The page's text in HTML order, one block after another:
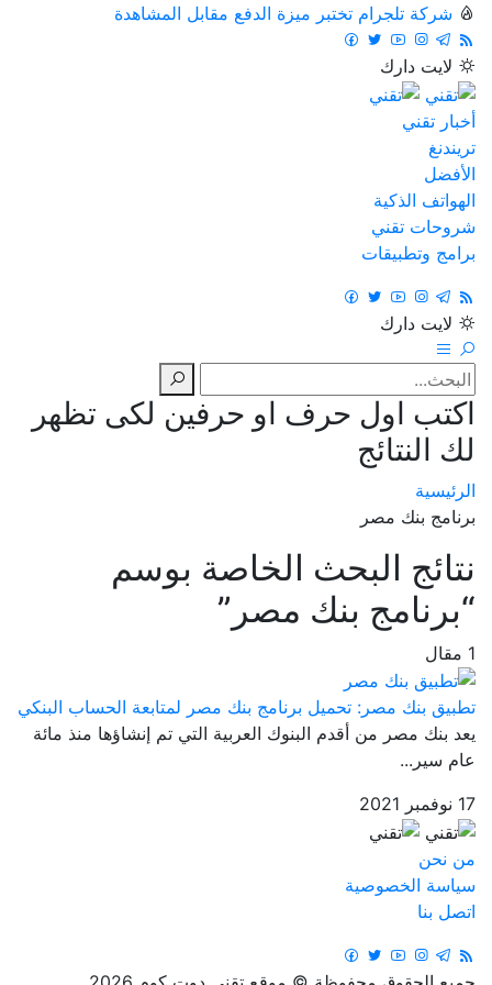
شركة تلجرام تختبر ميزة الدفع مقابل المشاهدة
لايت دارك
أخبار تقني
تريندنغ
الأفضل
الهواتف الذكية
شروحات تقني
برامج وتطبيقات
لايت دارك
اكتب اول حرف او حرفين لكى تظهر
لك النتائج
الرئيسية
برنامج بنك مصر
نتائج البحث الخاصة بوسم
“برنامج بنك مصر”
1 مقال
تطبيق بنك مصر: تحميل برنامج بنك مصر لمتابعة الحساب البنكي
يعد بنك مصر من أقدم البنوك العربية التي تم إنشاؤها منذ مائة
عام سير...
17 نوفمبر 2021
من نحن
سياسة الخصوصية
اتصل بنا